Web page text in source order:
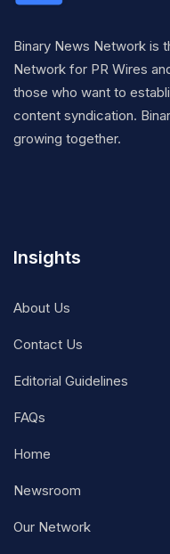
Binary News Network is
Network for PR Wires
those who want to
content syndication.
growing together.
Insights
About Us
Contact Us
Editorial Guidelines
FAQs
Home
Newsroom
Our Network